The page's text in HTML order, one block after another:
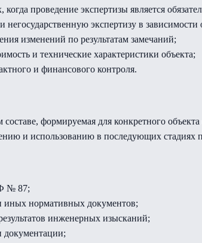
проведение экспертизы является
экспертизу в зависимости
изменений по результатам замечаний;
и технические характеристики объекта;
и финансового контроля.
формируемая для конкретного
и использованию в последующих стадиях
№ 87;
иных нормативных документов;
инженерных изысканий;
документации;